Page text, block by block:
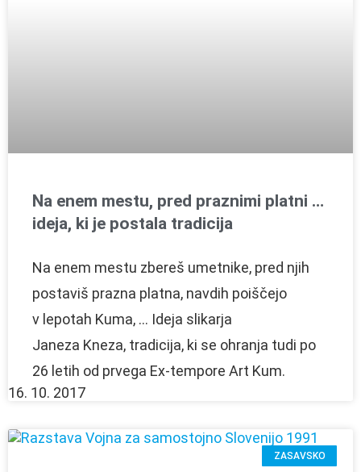
Na enem mestu, pred praznimi platni …
ideja, ki je postala tradicija
Na enem mestu zbereš umetnike, pred njih
postaviš prazna platna, navdih poiščejo
v lepotah Kuma, … Ideja slikarja
Janeza Kneza, tradicija, ki se ohranja tudi po
26 letih od prvega Ex-tempore Art Kum.
16. 10. 2017
ZASAVSKO